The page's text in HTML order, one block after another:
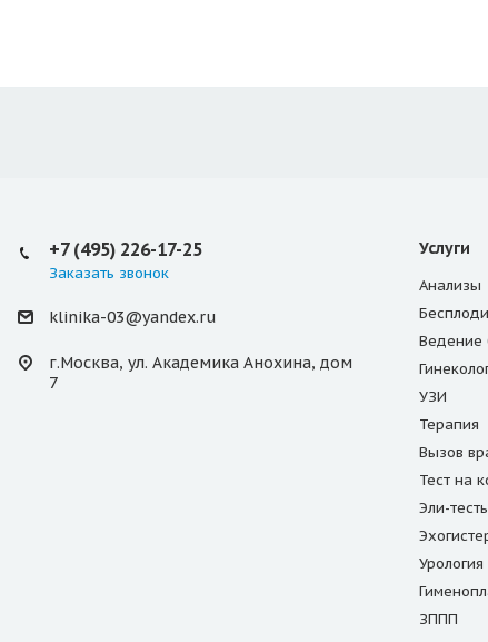
+7 (495) 226-17-25
Заказать звонок
klinika-03@yandex.ru
г.Москва, ул. Академика Анохина, дом
7
Услуги
Анализы
Ведение
УЗИ
Терапия
Вызов
Тест на
Эли-
Урология
ЗППП